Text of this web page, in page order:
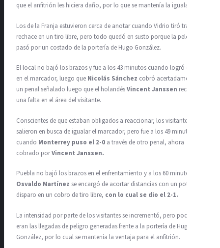
que el anfitrión les hiciera daño, por lo que se mantenía la igualada.
Los de la Franja estuvieron cerca de anotar cuando Vidrio tiró tras un
rechace en un tiro libre, pero todo quedó en susto porque la pelota
pasó por un costado de la portería de Hugo González.
El local no bajó los brazos y fue a los 43 minutos cuando logró el 1-0
en el marcador, luego que Nicolás Sánchez cobró acertadamente
un penal señalado luego que el holandésVincent Janssen recibió
una falta en el área del visitante.
Conscientes de que estaban obligados a reaccionar, los visitantes
salieron en busca de igualar el marcador, pero fue a los 49 minutos
cuando Monterrey puso el 2-0 a través de otro penal, ahora
cobrado porVincent Janssen.
Puebla no bajó los brazos en el enfrentamiento y a los 60 minutos
Osvaldo Martínez se encargó de acortar distancias con un potente
disparo en un cobro de tiro libre, con lo cual se dio el 2-1.
La intensidad por parte de los visitantes se incrementó, pero pocas
eran las llegadas de peligro generadas frente a la portería de Hugo
González, por lo cual se mantenía la ventaja para el anfitrión.